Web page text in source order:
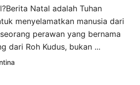
Natal adalah Tuhan
menyelamatkan manusia dari
perawan yang bernama
dari Roh Kudus, bukan ...